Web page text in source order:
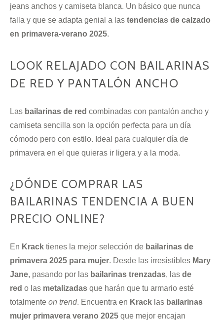
jeans anchos y camiseta blanca. Un básico que nunca
falla y que se adapta genial a las tendencias de calzado
en primavera-verano 2025.
LOOK RELAJADO CON BAILARINAS
DE RED Y PANTALÓN ANCHO
Las bailarinas de red combinadas con pantalón ancho y
camiseta sencilla son la opción perfecta para un día
cómodo pero con estilo. Ideal para cualquier día de
primavera en el que quieras ir ligera y a la moda.
¿DÓNDE COMPRAR LAS
BAILARINAS TENDENCIA A BUEN
PRECIO ONLINE?
En Krack tienes la mejor selección de bailarinas de
primavera 2025 para mujer. Desde las irresistibles Mary
Jane, pasando por las bailarinas trenzadas, las de
red o las metalizadas que harán que tu armario esté
totalmente on trend. Encuentra en Krack las bailarinas
mujer primavera verano 2025 que mejor encajan